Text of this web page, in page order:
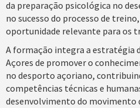
da preparação psicológica no
no sucesso do processo de
oportunidade relevante para os
A formação integra a estratégia
Açores de promover o
no desporto açoriano,
competências técnicas e
desenvolvimento do movimento